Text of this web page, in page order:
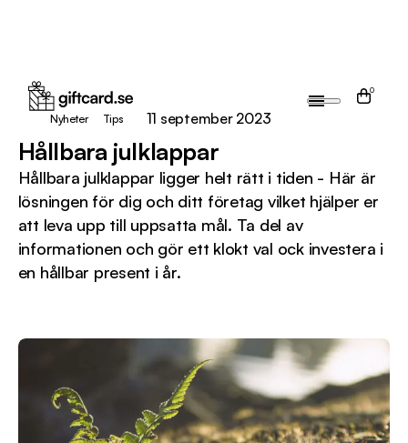
0
Nyheter Tips 11 september 2023
Hållbara julklappar
Hållbara julklappar ligger helt rätt i tiden - Här är
lösningen för dig och ditt företag vilket hjälper er
att leva upp till uppsatta mål. Ta del av
informationen och gör ett klokt val ock investera i
en hållbar present i år.